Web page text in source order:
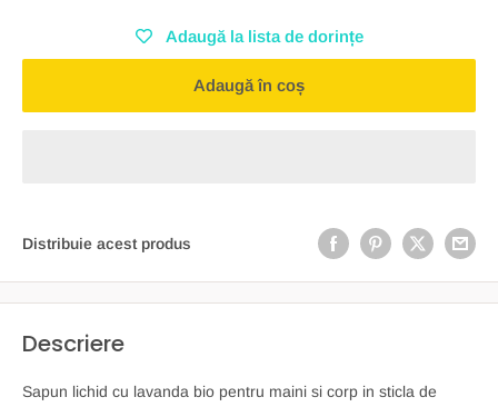
Adaugă la lista de dorințe
Adaugă în coș
Distribuie acest produs
Descriere
Sapun lichid cu lavanda bio pentru maini si corp in sticla de